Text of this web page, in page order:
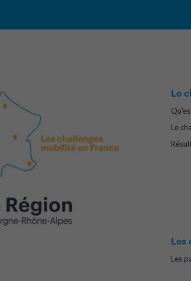
Le
Le
Les
Les